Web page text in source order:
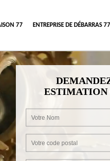
77 ENTREPRISE DE DÉBARRAS 77
ESTIMATION